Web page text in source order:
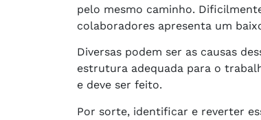
pelo mesmo caminho.
colaboradores apresenta um
Diversas podem ser as causas
estrutura adequada para o
e deve ser feito.
Por sorte, identificar e reverter